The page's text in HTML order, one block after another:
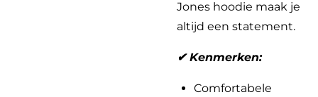
Jones hoodie maak je
altijd een statement.
✔ Kenmerken:
Comfortabele